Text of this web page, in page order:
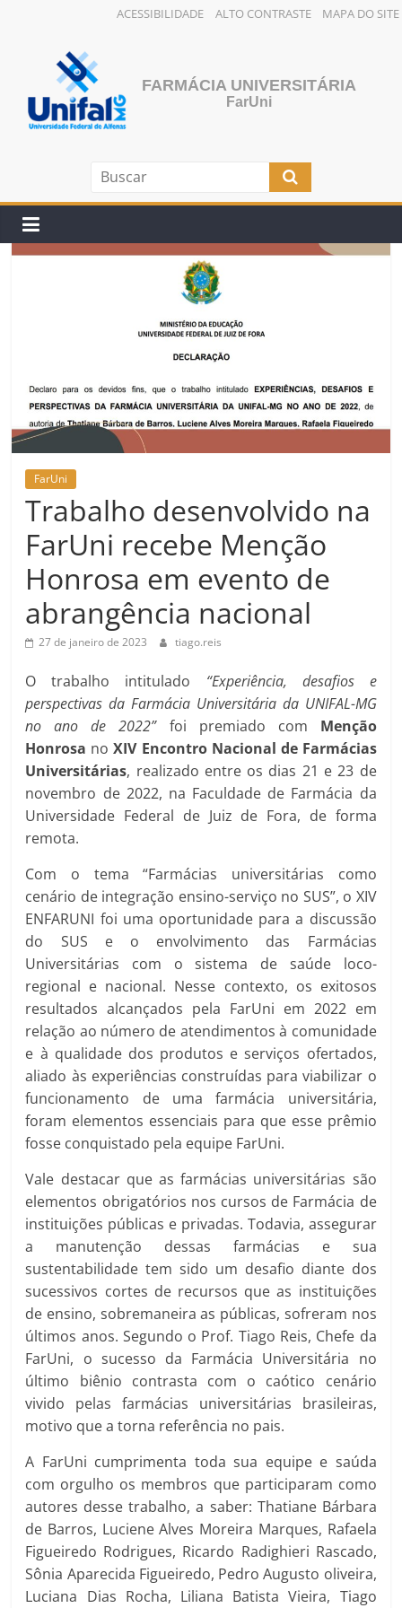
ACESSIBILIDADE ALTO CONTRASTE MAPA DO SITE
conteúdo
FARMÁCIA UNIVERSITÁRIA
FarUni
FarUni
Trabalho desenvolvido na
FarUni recebe Menção
Honrosa em evento de
abrangência nacional
27 de janeiro de 2023 tiago.reis
O trabalho intitulado “Experiência, desafios e
perspectivas da Farmácia Universitária da UNIFAL-MG
no ano de 2022”foi premiado com Menção
Honrosa noXIV Encontro Nacional de Farmácias
Universitárias, realizado entre os dias 21 e 23 de
novembro de 2022, na Faculdade de Farmácia da
Universidade Federal de Juiz de Fora, de forma
remota.
Com o tema “Farmácias universitárias como
cenário de integração ensino-serviço no SUS”, o XIV
ENFARUNI foi uma oportunidade para a discussão
do SUS e o envolvimento das Farmácias
Universitárias com o sistema de saúde loco-
regional e nacional. Nesse contexto, os exitosos
resultados alcançados pela FarUni em 2022 em
relação ao número de atendimentos à comunidade
e à qualidade dos produtos e serviços ofertados,
aliado às experiências construídas para viabilizar o
funcionamento de uma farmácia universitária,
foram elementos essenciais para que esse prêmio
fosse conquistado pela equipe FarUni.
Vale destacar que as farmácias universitárias são
elementos obrigatórios nos cursos de Farmácia de
instituições públicas e privadas. Todavia, assegurar
a manutenção dessas farmácias e sua
sustentabilidade tem sido um desafio diante dos
sucessivos cortes de recursos que as instituições
de ensino, sobremaneira as públicas, sofreram nos
últimos anos. Segundo o Prof. Tiago Reis, Chefe da
FarUni, o sucesso da Farmácia Universitária no
último biênio contrasta com o caótico cenário
vivido pelas farmácias universitárias brasileiras,
motivo que a torna referência no pais.
A FarUni cumprimenta toda sua equipe e saúda
com orgulho os membros que participaram como
autores desse trabalho, a saber: Thatiane Bárbara
de Barros, Luciene Alves Moreira Marques, Rafaela
Figueiredo Rodrigues, Ricardo Radighieri Rascado,
Sônia Aparecida Figueiredo, Pedro Augusto oliveira,
Luciana Dias Rocha, Liliana Batista Vieira, Tiago